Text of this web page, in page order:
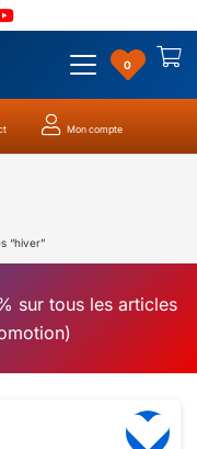
0
Mon compte
“hiver”
sur tous les articles